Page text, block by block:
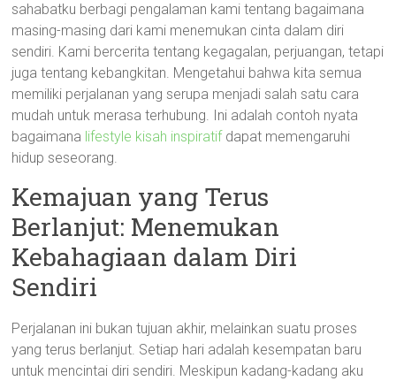
sahabatku berbagi pengalaman kami tentang bagaimana
masing-masing dari kami menemukan cinta dalam diri
sendiri. Kami bercerita tentang kegagalan, perjuangan, tetapi
juga tentang kebangkitan. Mengetahui bahwa kita semua
memiliki perjalanan yang serupa menjadi salah satu cara
mudah untuk merasa terhubung. Ini adalah contoh nyata
bagaimana lifestyle kisah inspiratifdapat memengaruhi
hidup seseorang.
Kemajuan yang Terus
Berlanjut: Menemukan
Kebahagiaan dalam Diri
Sendiri
Perjalanan ini bukan tujuan akhir, melainkan suatu proses
yang terus berlanjut. Setiap hari adalah kesempatan baru
untuk mencintai diri sendiri. Meskipun kadang-kadang aku